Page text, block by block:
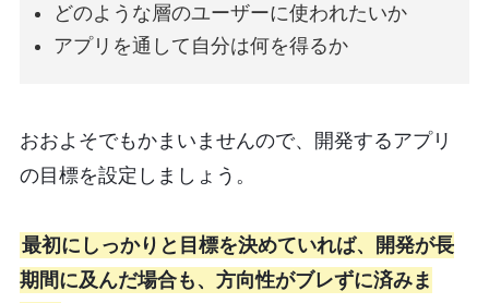
どのような層のユーザーに使われたいか
アプリを通して自分は何を得るか
おおよそでもかまいませんので、開発するアプリ
の目標を設定しましょう。
最初にしっかりと目標を決めていれば、開発が長
期間に及んだ場合も、方向性がブレずに済みま